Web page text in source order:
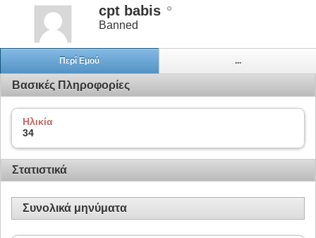
cpt babis
Banned
Περί Εμού ...
Βασικές Πληροφορίες
Ηλικία
34
Στατιστικά
Συνολικά μηνύματα